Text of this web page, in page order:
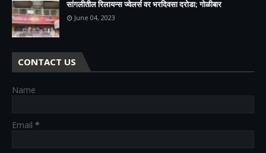
सांगलीतील रिलायन्स ज्वेलर्स वर भरदिवसा दरोडा; गोळीबार
June 04, 2023
CONTACT US
Name
Email *